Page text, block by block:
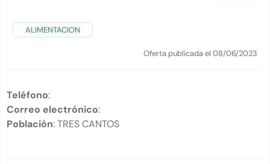
ALIMENTACION
Oferta publicada el 08/06/2023
Teléfono:
Correo electrónico:
Población: TRES CANTOS